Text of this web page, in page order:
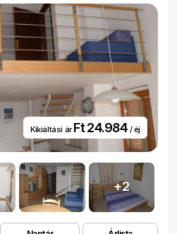
Kikiáltási ár Ft 24.984 / éj
+2